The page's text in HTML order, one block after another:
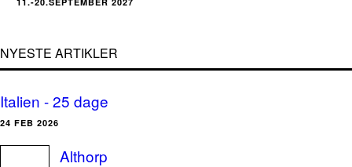
NYESTE ARTIKLER
Italien - 25 dage
24 FEB 2026
Althorp